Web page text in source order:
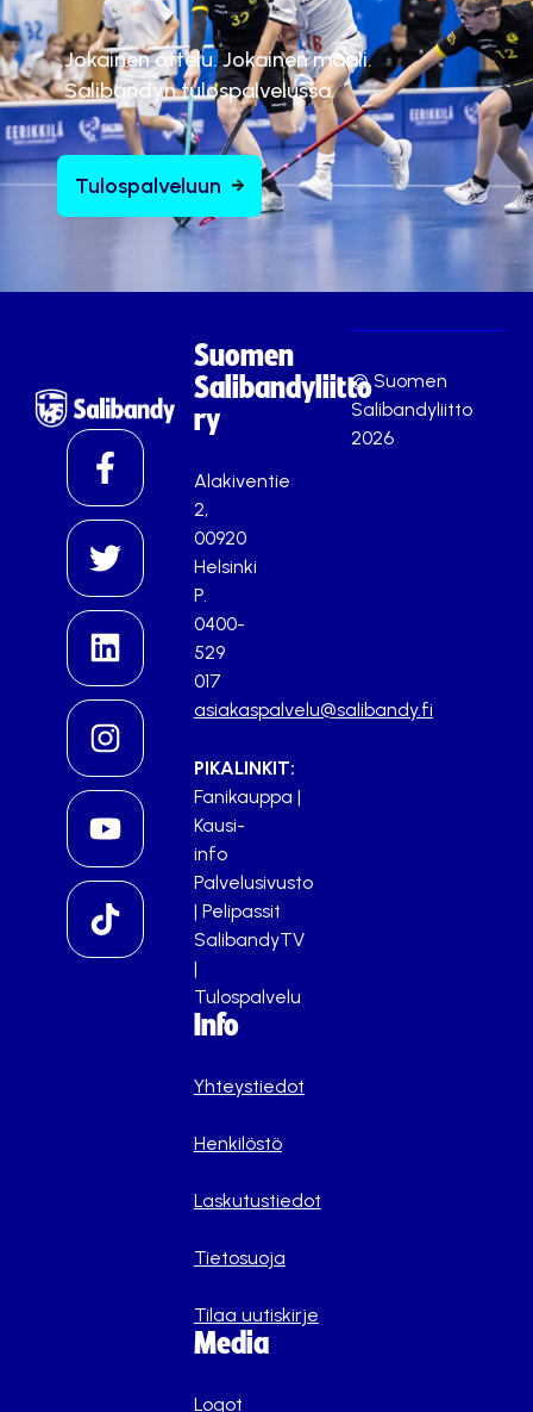
Jokainen ottelu. Jokainen maali.
Salibandyn tulospalvelussa.
Tulospalveluun
Suomen
Salibandyliitto
ry
Alakiventie
2,
00920
Helsinki
P.
0400-
529
017
asiakaspalvelu@salibandy.fi
PIKALINKIT:
Fanikauppa |
Kausi-
info
Palvelusivusto
| Pelipassit
SalibandyTV
|
Tulospalvelu
Info
Yhteystiedot
Henkilöstö
Laskutustiedot
Tietosuoja
Tilaa uutiskirje
Media
Logot
© Suomen
Salibandyliitto
2026